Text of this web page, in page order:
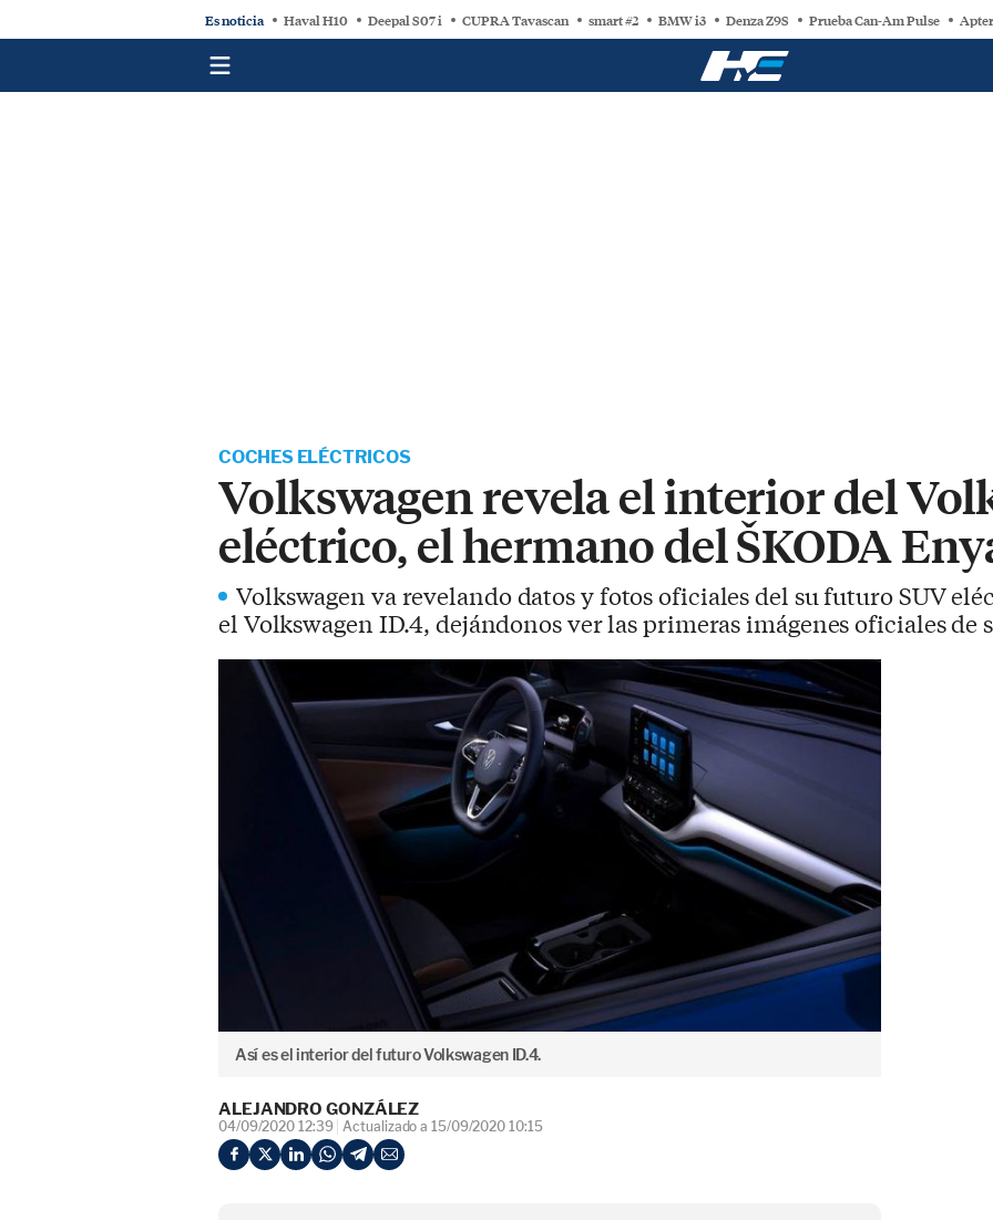
Es noticia Haval H10 Deepal S07 i CUPRA Tavascan smart #2 BMW i3 Denza Z9S Prueba Can-Am Pulse
COCHES ELÉCTRICOS
Volkswagen revela el interior del
eléctrico, el hermano del ŠKODA
Volkswagen va revelando datos y fotos oficiales del su futuro SUV
el Volkswagen ID.4, dejándonos ver las primeras imágenes oficiales de
Así es el interior del futuro Volkswagen ID.4.
ALEJANDRO GONZÁLEZ
04/09/2020 12:39 Actualizado a 15/09/2020 10:15